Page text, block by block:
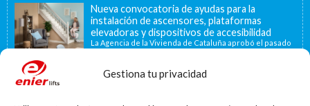
Gestiona tu privacidad
Nueva convocatoria de ayudas para la
instalación de ascensores, plataformas
elevadoras y dispositivos de accesibilidad
La Agencia de la Vivienda de Cataluña aprobó el pasado
15 de noviembre de...
La accesibilidad universal es una prioridad